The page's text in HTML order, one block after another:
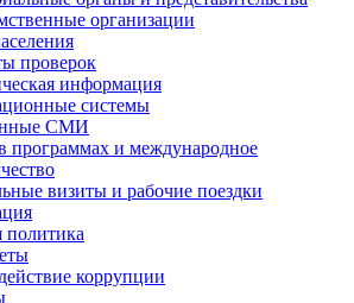
организации
проверок
информация
системы
СМИ
программах и международное
визиты и рабочие поездки
политика
коррупции